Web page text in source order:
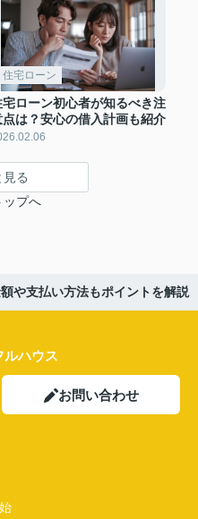
住宅ローン
宅ローン初心者が知るべき注
点は？安心の借入計画も紹介
見る
ップへ
や支払い方法もポイントを解説
ルハウス
お問い合わせ